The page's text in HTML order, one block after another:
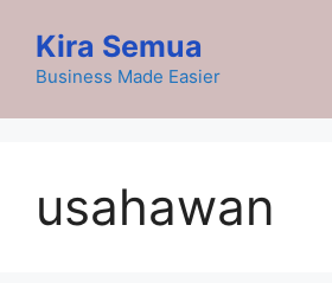
content
Kira Semua
Business Made Easier
usahawan